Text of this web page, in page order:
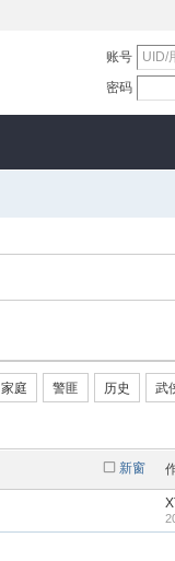
账号
密码
家庭 警匪 历史 武
新窗